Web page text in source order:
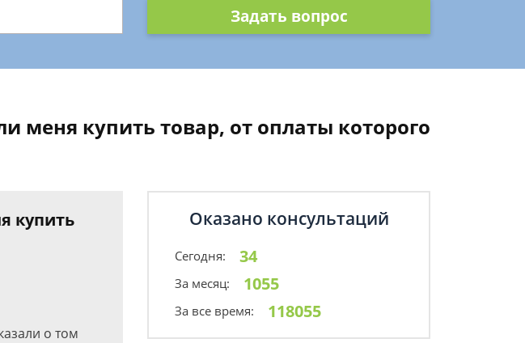
Задать вопрос
меня купить товар, от оплаты которого
купить
о том
Оказано консультаций
Сегодня: 34
За месяц: 1055
За все время: 118055